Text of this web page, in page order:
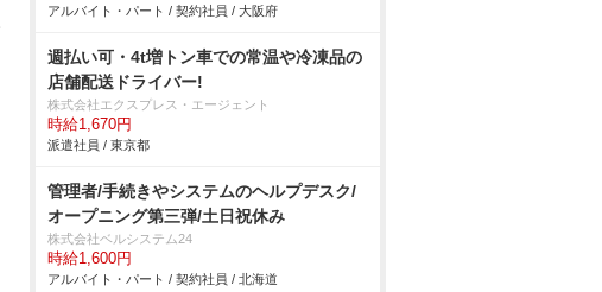
アルバイト・パート / 契約社員 / 大阪府
週払い可・4t増トン車での常温や冷凍品の
店舗配送ドライバー!
株式会社エクスプレス・エージェント
時給1,670円
派遣社員 / 東京都
管理者/手続きやシステムのヘルプデスク/
オープニング第三弾/土日祝休み
株式会社ベルシステム24
時給1,600円
アルバイト・パート / 契約社員 / 北海道